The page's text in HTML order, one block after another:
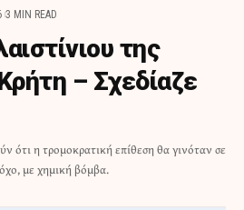
3 MIN READ
της
– Σχεδίαζε
ότι η τρομοκρατική επίθεση θα γινόταν σε
με χημική βόμβα.